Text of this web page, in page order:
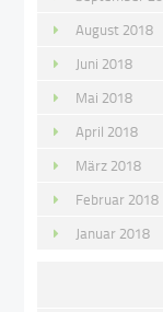
August 2018
Juni 2018
Mai 2018
April 2018
März 2018
Februar 2018
Januar 2018